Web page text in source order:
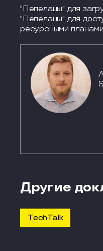
"Пепелацы" для
"Пепелацы" для
ресурсными
Другие
TechTalk